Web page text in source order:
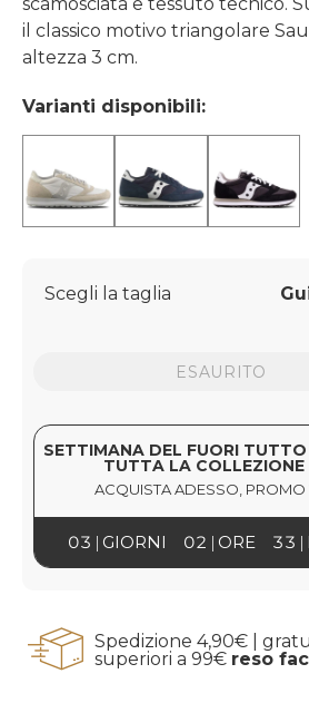
il classico motivo triangolare
altezza 3 cm.
Varianti disponibili:
Scegli la taglia
ESAURITO
SETTIMANA DEL FUORI
TUTTA LA COLLEZIONE
ACQUISTA ADESSO, PROMO
03 02 33
GIORNI ORE
Spedizione 4,90€ |
superiori a 99€ reso